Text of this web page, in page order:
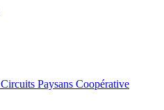
Circuits Paysans Coopérative